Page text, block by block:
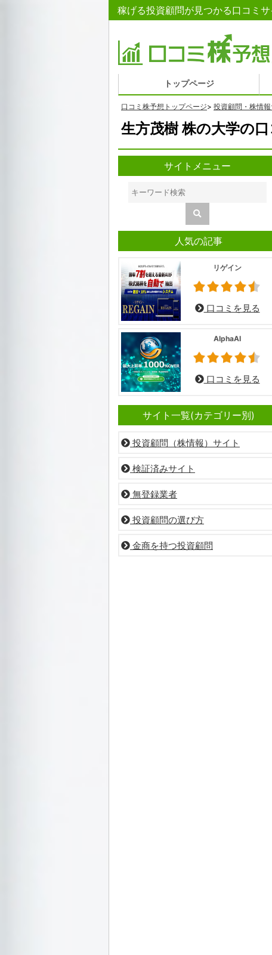
稼げる投資顧問が見つかる口コミ
トップページ
口コミ株予想トップページ> 投資顧問・株情
生方茂樹 株の大学の
サイトメニュー
人気の記事
リゲイン
口コミを見る
AlphaAI
口コミを見る
サイト一覧(カテゴリー別)
投資顧問（株情報）サイト
検証済みサイト
無登録業者
投資顧問の選び方
金商を持つ投資顧問